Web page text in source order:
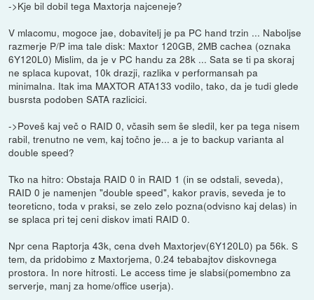
->Kje bil dobil tega Maxtorja najceneje?
V mlacomu, mogoce jae, dobavitelj je pa PC hand trzin ... Naboljse
razmerje P/P ima tale disk: Maxtor 120GB, 2MB cachea (oznaka
6Y120L0) Mislim, da je v PC handu za 28k ... Sata se ti pa skoraj
ne splaca kupovat, 10k drazji, razlika v performansah pa
minimalna. Itak ima MAXTOR ATA133 vodilo, tako, da je tudi glede
busrsta podoben SATA razlicici.
->Poveš kaj več o RAID 0, včasih sem še sledil, ker pa tega nisem
rabil, trenutno ne vem, kaj točno je... a je to backup varianta al
double speed?
Tko na hitro: Obstaja RAID 0 in RAID 1 (in se odstali, seveda),
RAID 0 je namenjen "double speed", kakor pravis, seveda je to
teoreticno, toda v praksi, se zelo zelo pozna(odvisno kaj delas) in
se splaca pri tej ceni diskov imati RAID 0.
Npr cena Raptorja 43k, cena dveh Maxtorjev(6Y120L0) pa 56k. S
tem, da pridobimo z Maxtorjema, 0.24 tebabajtov diskovnega
prostora. In nore hitrosti. Le access time je slabsi(pomembno za
serverje, manj za home/office userja).